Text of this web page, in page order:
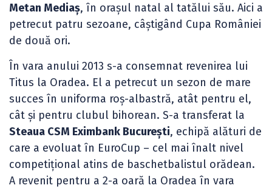
Metan Mediaș, în orașul natal al tatălui său. Aici a
petrecut patru sezoane, câștigând Cupa României
de două ori.
În vara anului 2013 s-a consemnat revenirea lui
Titus la Oradea. El a petrecut un sezon de mare
succes în uniforma roș-albastră, atât pentru el,
cât și pentru clubul bihorean. S-a transferat la
Steaua CSM Eximbank București, echipă alături de
care a evoluat în EuroCup – cel mai înalt nivel
competițional atins de baschetbalistul orădean.
A revenit pentru a 2-a oară la Oradea în vara